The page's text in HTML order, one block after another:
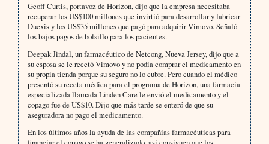
Geoff Curtis, portavoz de Horizon, dijo que la empresa necesitaba
recuperar los US$100 millones que invirtió para desarrollar y fabricar
Duexis y los US$35 millones que pagó para adquirir Vimovo. Señaló
los bajos pagos de bolsillo para los pacientes.
Deepak Jindal, un farmacéutico de Netcong, Nueva Jersey, dijo que a
su esposa se le recetó Vimovo y no podía comprar el medicamento en
su propia tienda porque su seguro no lo cubre. Pero cuando el médico
presentó su receta médica para el programa de Horizon, una farmacia
especializada llamada Linden Care le envió el medicamento y el
copago fue de US$10. Dijo que más tarde se enteró de que su
aseguradora no pago el medicamento.
En los últimos años la ayuda de las compañías farmacéuticas para